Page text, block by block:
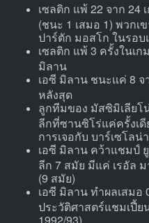
เซลติก แพ้ 22 จาก 24
(ชนะ 1 เสมอ 1) พวกเ
ปาร์ตัก มอสโก ในรอ
เซลติก แพ้ 3 ครั้งในเ
มิลาน
เอซี มิลาน ชนะแค่ 8
หลังสุด
ลูกทีมของ มัสซิมิเลียโ
ลีกที่ซานซิโร่แค่ครั้งเ
การเจอกับ บาร์เซโลน่
เอซี มิลาน คว้าแชมป์
ลีก 7 สมัย มีแค่ เรอัล
(9 สมัย)
เอซี มิลาน ทำผลเสมอ
ประวัติศาสตร์แชมเปี้
1992/93)